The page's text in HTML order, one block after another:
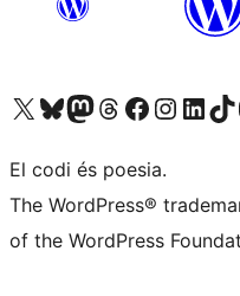
Visiteu el nostre compte X (abans Twitter)
Visiteu el nostre compte de Bluesky
Visiteu el nostre compte al Mastodon
Visiteu el nostre compte de Threads
Visiteu la nostra pàgina al
Visiteu el nostre
Visiteu el nostre
Visiteu el
El codi és poesia.
The WordPress®
of the WordPress